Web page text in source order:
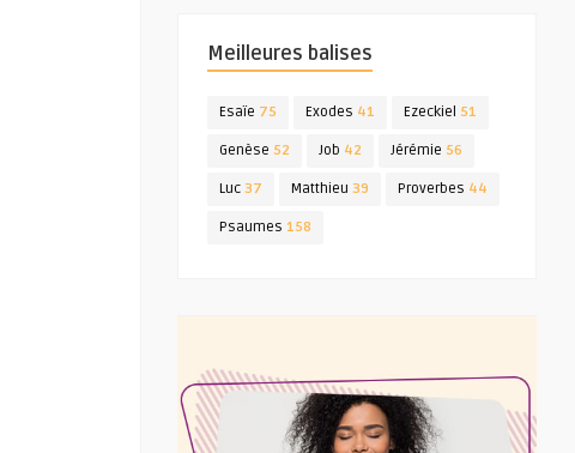
Meilleures balises
Esaïe 75 Exodes 41 Ezeckiel 51
Genèse 52 Job 42 Jérémie 56
Luc 37 Matthieu 39 Proverbes 44
Psaumes 158